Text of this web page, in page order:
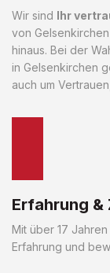
Wir sind Ihr
von
hinaus. Bei der
in Gelsenkirchen
auch um
Erfahrung
Mit über 17
Erfahrung und